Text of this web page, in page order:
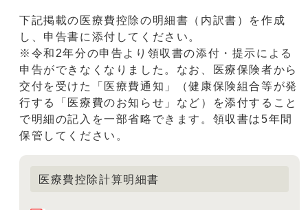
下記掲載の医療費控除の明細書（内訳書）を作成
し、申告書に添付してください。
※令和2年分の申告より領収書の添付・提示による
申告ができなくなりました。なお、医療保険者から
交付を受けた「医療費通知」（健康保険組合等が発
行する「医療費のお知らせ」など）を添付すること
で明細の記入を一部省略できます。領収書は5年間
保管してください。
医療費控除計算明細書